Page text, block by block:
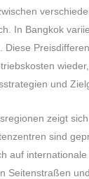
In Bangkok
Diese
und
zeigt
sind
auf
Seitenstraßen